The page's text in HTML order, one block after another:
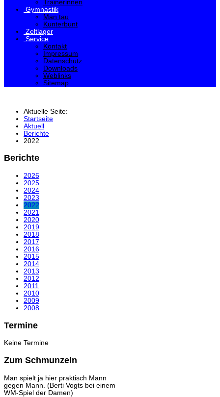
Trainerinnen
Gymnastik
Man tau
Kunterbunt
Zeltlager
Service
Kontakt
Impressum
Datenschutz
Downloads
Weblinks
Sitemap
Aktuelle Seite:
Startseite
Aktuell
Berichte
2022
Berichte
2026
2025
2024
2023
2022
2021
2020
2019
2018
2017
2016
2015
2014
2013
2012
2011
2010
2009
2008
Termine
Keine Termine
Zum Schmunzeln
Man spielt ja hier praktisch Mann
gegen Mann. (Berti Vogts bei einem
WM-Spiel der Damen)